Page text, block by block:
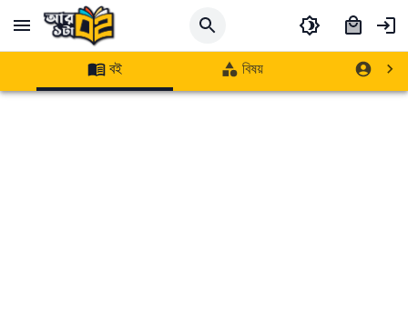
বই বিষয় লেখক